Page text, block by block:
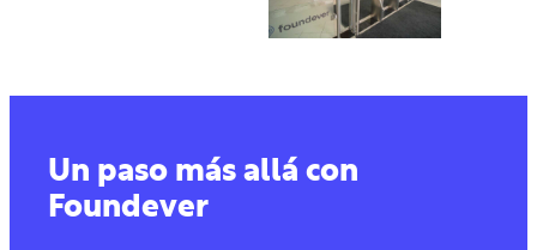
Un paso más allá con
Foundever